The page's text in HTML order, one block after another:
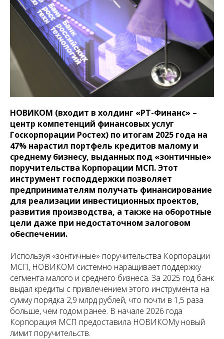
НОВИКОМ (входит в холдинг «РТ-Финанс» –
центр компетенций финансовых услуг
Госкорпорации Ростех) по итогам 2025 года на
47% нарастил портфель кредитов малому и
среднему бизнесу, выданных под «зонтичные»
поручительства Корпорации МСП. Этот
инструмент господдержки позволяет
предпринимателям получать финансирование
для реализации инвестиционных проектов,
развития производства, а также на оборотные
цели даже при недостаточном залоговом
обеспечении.
Используя «зонтичные» поручительства Корпорации
МСП, НОВИКОМ системно наращивает поддержку
сегмента малого и среднего бизнеса. За 2025 год банк
выдал кредиты с привлечением этого инструмента на
сумму порядка 2,9 млрд рублей, что почти в 1,5 раза
больше, чем годом ранее. В начале 2026 года
Корпорация МСП предоставила НОВИКОМу новый
лимит поручительств.